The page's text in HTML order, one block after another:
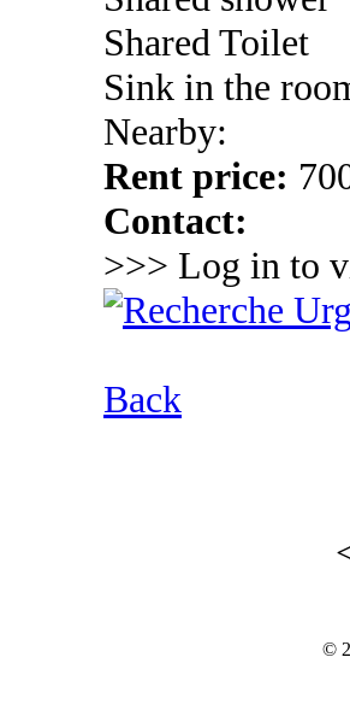
Shared Toilet
Sink in the
Nearby:
Rent price:
Contact:
>>> Log in to
Back
©